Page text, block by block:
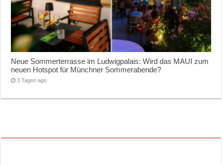
Neue Sommerterrasse im Ludwigpalais: Wird das MAUI zum
neuen Hotspot für Münchner Sommerabende?
3 Tagen ago